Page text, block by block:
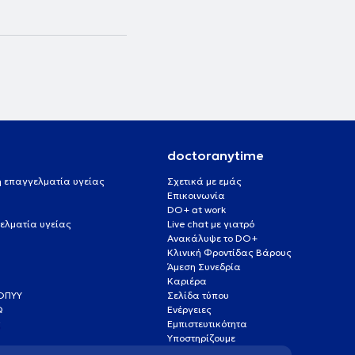
επαγγελματία υγείας
υγείας
doctoranytime
Σχετικά με εμάς
Επικοινωνία
DO+ at work
Live chat με γιατρό
Ανακάλυψε το DO+
Κλινική Φροντίδας Βάρους
Άμεση Συνεδρία
Καριέρα
Σελίδα τύπου
Ενέργειες
Εμπιστευτικότητα
Υποστηρίζουμε